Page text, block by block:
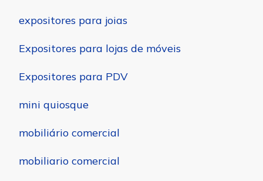
expositores para joias
Expositores para lojas de móveis
Expositores para PDV
mini quiosque
mobiliário comercial
mobiliario comercial